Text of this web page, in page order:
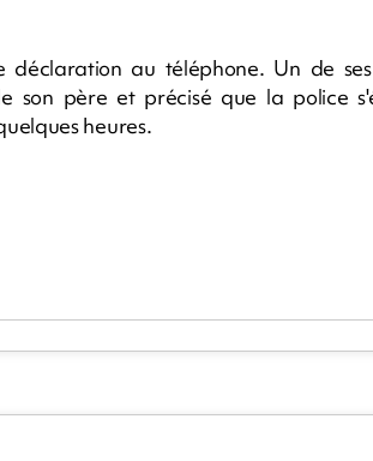
au téléphone. Un de
son père et précisé que la police
heures.